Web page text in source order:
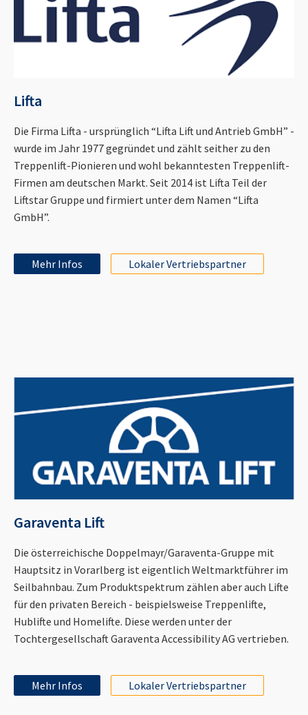
Lifta
Die Firma Lifta - ursprünglich “Lifta Lift und Antrieb GmbH” -
wurde im Jahr 1977 gegründet und zählt seither zu den
Treppenlift-Pionieren und wohl bekanntesten Treppenlift-
Firmen am deutschen Markt. Seit 2014 ist Lifta Teil der
Liftstar Gruppe und firmiert unter dem Namen “Lifta
GmbH”.
Mehr Infos Lokaler Vertriebspartner
Garaventa Lift
Die österreichische Doppelmayr/Garaventa-Gruppe mit
Hauptsitz in Vorarlberg ist eigentlich Weltmarktführer im
Seilbahnbau. Zum Produktspektrum zählen aber auch Lifte
für den privaten Bereich - beispielsweise Treppenlifte,
Hublifte und Homelifte. Diese werden unter der
Tochtergesellschaft Garaventa Accessibility AG vertrieben.
Mehr Infos Lokaler Vertriebspartner